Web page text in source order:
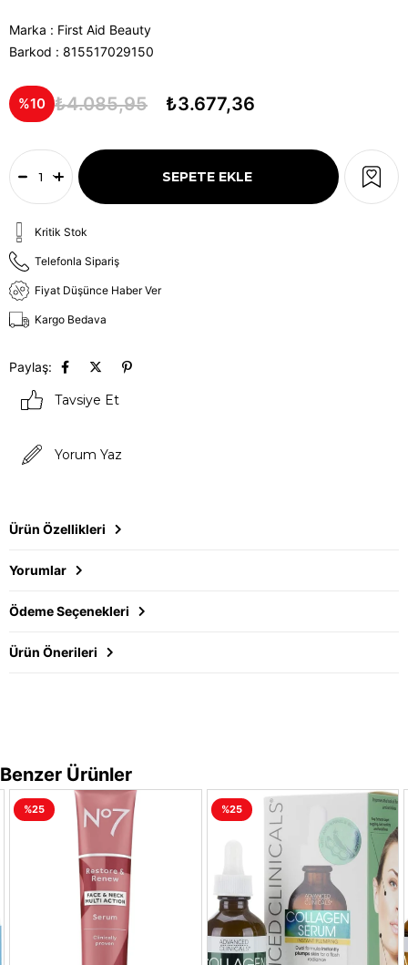
Marka : First Aid Beauty
Barkod : 815517029150
10 ₺4.085,95 ₺3.677,36
Kritik Stok
Telefonla Sipariş
Fiyat Düşünce Haber Ver
Kargo Bedava
Paylaş:
Tavsiye Et
Yorum Yaz
Ürün Özellikleri
Yorumlar
Ödeme Seçenekleri
Ürün Önerileri
Benzer Ürünler
%25 %25